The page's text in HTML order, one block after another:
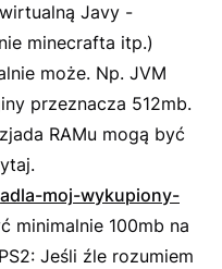
Javy -
minecrafta itp.)
może. Np. JVM
przeznacza 512mb.
RAMu mogą być
moj-wykupiony-
minimalnie 100mb na
Jeśli źle rozumiem